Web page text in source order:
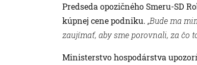
Predseda opozičného Smeru-SD
kúpnej cene podniku. „Bude ma
zaujímať, aby sme porovnali, za čo
Ministerstvo hospodárstva